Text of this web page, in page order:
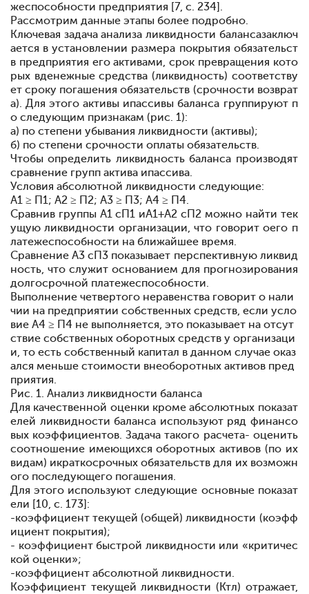
жеспособности предприятия [7, c. 234] .
Рассмотрим данные этапы более подробно.
Ключевая задача анализа ликвидности балансазаключ
ается в установлении размера покрытия обязательст
в предприятия его активами, срок превращения кото
рых вденежные средства (ликвидность) соответству
ет сроку погашения обязательств (срочности возврат
а). Для этого активы ипассивы баланса группируют п
о следующим признакам (рис. 1):
а) по степени убывания ликвидности (активы);
б) по степени срочности оплаты обязательств.
Чтобы определить ликвидность баланса производят
сравнение групп актива ипассива.
Условия абсолютной ликвидности следующие:
А1 ≥ П1; А2 ≥ П2; А3 ≥ П3; А4 ≥ П4.
Сравнив группы А1 с П1 иА1+А2 с П2 можно найти тек
ущую ликвидности организации, что говорит оего п
латежеспособности на ближайшее время.
Сравнение А3 с П3 показывает перспективную ликвид
ность, что служит основанием для прогнозирования
долгосрочной платежеспособности.
Выполнение четвертого неравенства говорит о нали
чии на предприятии собственных средств, если усло
вие А4 ≥ П4 не выполняется, это показывает на отсут
ствие собственных оборотных средств у организаци
и, то есть собственный капитал в данном случае оказ
ался меньше стоимости внеоборотных активов пред
приятия.
Рис. 1. Анализ ликвидности баланса
Для качественной оценки кроме абсолютных показат
елей ликвидности баланса используют ряд финансо
вых коэффициентов. Задача такого расчета- оценить
соотношение имеющихся оборотных активов (по их
видам) икраткосрочных обязательств для их возможн
ого последующего погашения.
Для этого используют следующие основные показат
ели [10, c. 173]:
-коэффициент текущей (общей) ликвидности (коэфф
ициент покрытия);
- коэффициент быстрой ликвидности или «критичес
кой оценки»;
-коэффициент абсолютной ликвидности.
Коэффициент текущей ликвидности (Ктл) отражает,